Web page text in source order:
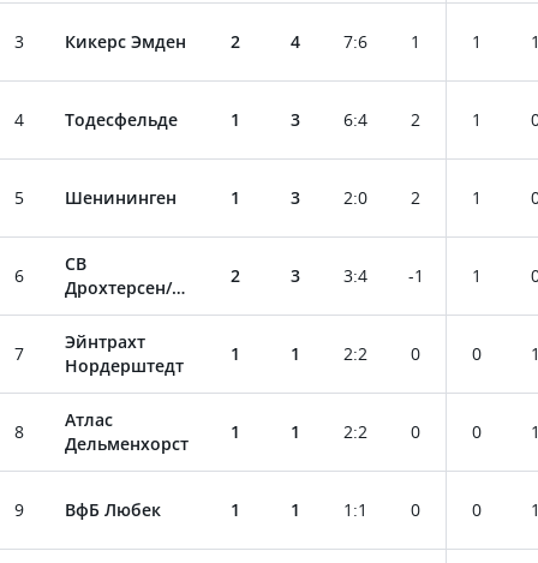
3 Кикерс Эмден 2 4 7:6 1 1
4 Тодесфельде 1 3 6:4 2 1
5 Шенининген 1 3 2:0 2 1
6
СВ
Дрохтерсен/
Ассель
2 3 3:4 -1 1
7
Эйнтрахт
Нордерштедт
1 1 2:2 0 0
8
Атлас
Дельменхорст
1 1 2:2 0 0
9 ВфБ Любек 1 1 1 :1 0 0